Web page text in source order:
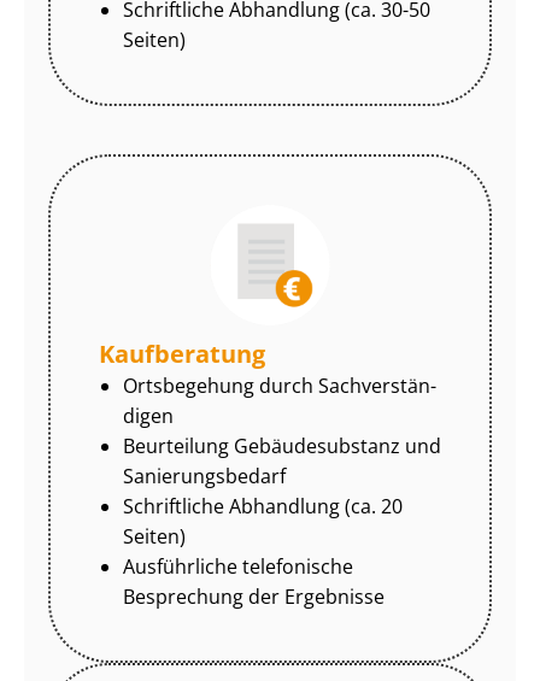
Schriftliche Abhandlung (ca. 30-50
Seiten)
Kaufberatung
Ortsbegehung durch Sach­ver­stän­
di­gen
Beurteilung Gebäudesubstanz und
Sa­nie­rungs­be­darf
Schriftliche Abhandlung (ca. 20
Seiten)
Ausführliche telefonische
Besprechung der Ergebnisse